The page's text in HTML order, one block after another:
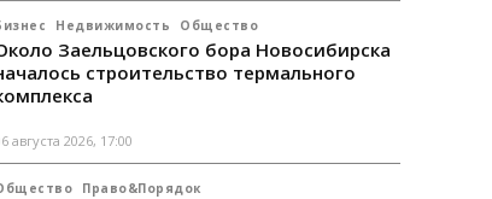
Недвижимость Общество
Заельцовского бора Новосибирска
строительство термального
августа 2026, 17:00
Право&Порядок